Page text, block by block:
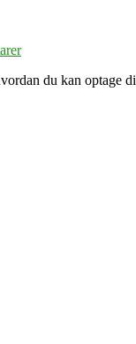
du kan optage